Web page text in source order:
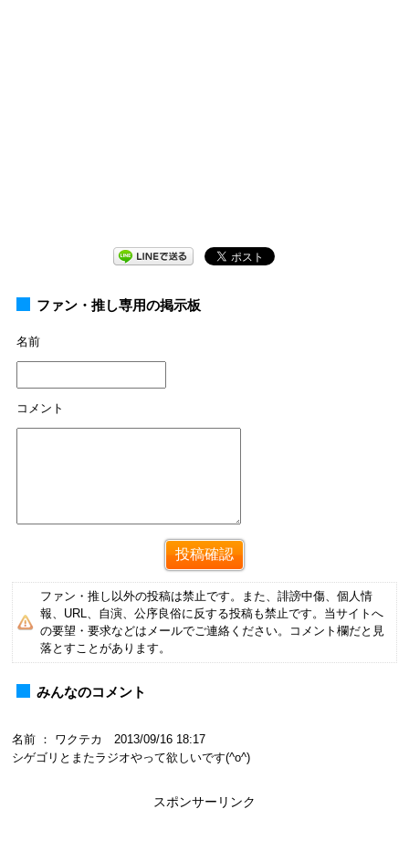
ファン・推し専用の掲示板
名前
コメント
ファン・推し以外の投稿は禁止です。また、誹謗中傷、個人情
報、URL、自演、公序良俗に反する投稿も禁止です。当サイトへ
の要望・要求などはメールでご連絡ください。コメント欄だと見
落とすことがあります。
みんなのコメント
名前 ： ワクテカ 2013/09/16 18:17
シゲゴリとまたラジオやって欲しいです(^o^)
スポンサーリンク